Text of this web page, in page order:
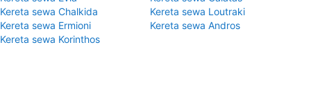
Kereta sewa Chalkida
Kereta sewa Loutraki
Kereta sewa Ermioni
Kereta sewa Andros
Kereta sewa Korinthos